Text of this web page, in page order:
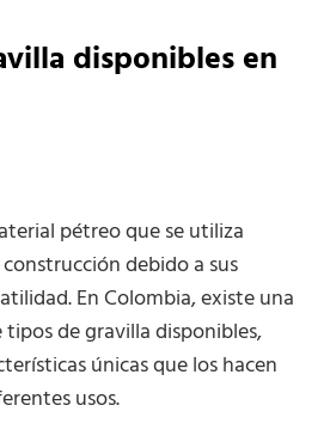
disponibles en
pétreo que se utiliza
debido a sus
En Colombia, existe una
de gravilla disponibles,
únicas que los hacen
usos.